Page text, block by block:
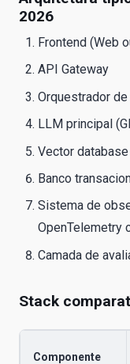
2026
Frontend (Web
API Gateway
Orquestrador
LLM principal
Vector
Banco
Sistema de
OpenTelemetry
Camada de
Stack
Componente